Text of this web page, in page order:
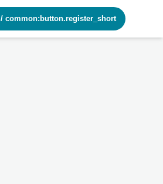
/ common:button.register_short